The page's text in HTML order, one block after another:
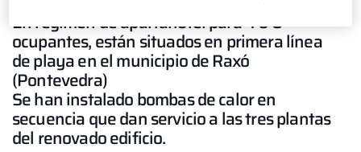
En régimen de apartahotel para 4 o 6
ocupantes, están situados en primera línea
de playa en el municipio de Raxó
(Pontevedra)
Se han instalado bombas de calor en
secuencia que dan servicio a las tres plantas
del renovado edificio.